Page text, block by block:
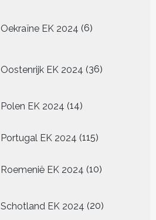
Oekraïne EK 2024 6
producten
Oostenrijk EK 2024 36
producten
Polen EK 2024 1414
Portugal EK 2024 115115
Roemenië EK 2024 1010
Schotland EK 2024 20
producten